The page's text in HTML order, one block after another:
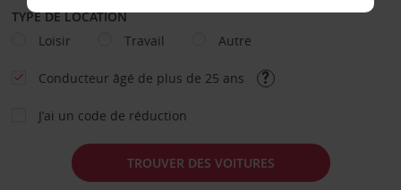
TYPE DE LOCATION
Loisir
Travail Autre
Conducteur âgé de plus de 25 ans
J’ai un code de réduction
TROUVER DES VOITURES